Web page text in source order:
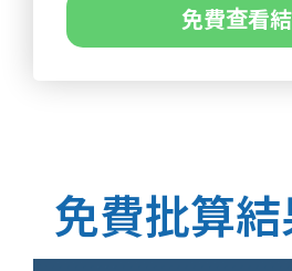
免費查看
免費批算